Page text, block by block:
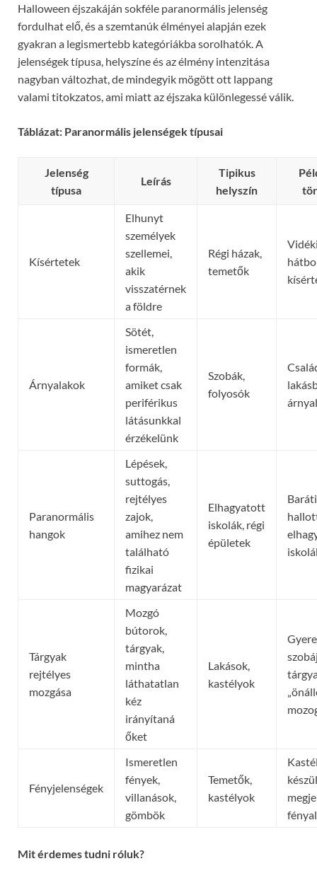
Halloween éjszakáján sokféle paranormális jelenség
fordulhat elő, és a szemtanúk élményei alapján ezek
gyakran a legismertebb kategóriákba sorolhatók. A
jelenségek típusa, helyszíne és az élmény intenzitása
nagyban változhat, de mindegyik mögött ott lappang
valami titokzatos, ami miatt az éjszaka különlegessé válik.
Táblázat: Paranormális jelenségek típusai
Jelenség
típusa
Leírás
Tipikus
helyszín
Kísértetek
Elhunyt
személyek
szellemei,
akik
visszatérnek
a földre
Régi házak,
temetők
Árnyalakok
Sötét,
ismeretlen
formák,
amiket csak
periférikus
látásunkkal
érzékelünk
Szobák,
folyosók
Paranormális
hangok
Lépések,
suttogás,
rejtélyes
zajok,
amihez nem
található
fizikai
magyarázat
Elhagyatott
iskolák, régi
épületek
Tárgyak
rejtélyes
mozgása
Mozgó
bútorok,
tárgyak,
mintha
láthatatlan
kéz
irányítaná
őket
Lakások,
kastélyok
Fényjelenségek
Ismeretlen
fények,
villanások,
gömbök
Temetők,
kastélyok
Mit érdemes tudni róluk?